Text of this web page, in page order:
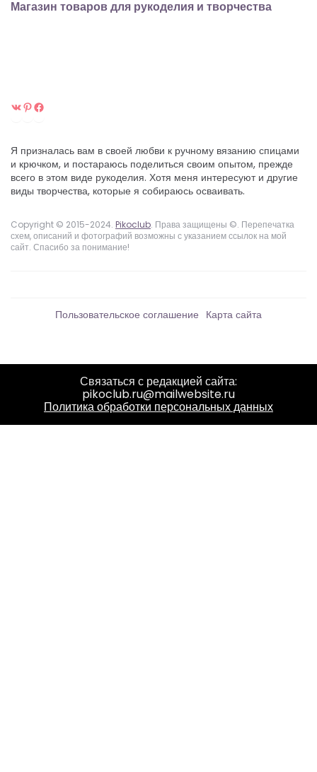
Магазин товаров для рукоделия и творчества
ВКонтакте
Pinterest
Я призналась вам в своей любви к ручному вязанию спицами
и крючком, и постараюсь поделиться своим опытом, прежде
всего в этом виде рукоделия. Хотя меня интересуют и другие
виды творчества, которые я собираюсь осваивать.
Copyright © 2015-2024. Pikoclub. Права защищены ©. Перепечатка
схем, описаний и фотографий возможны с указанием ссылок на мой
сайт. Спасибо за понимание!
Пользовательское соглашение Карта сайта
Связаться с редакцией сайта:
pikoclub.ru@mailwebsite.ru
Политика обработки персональных данных